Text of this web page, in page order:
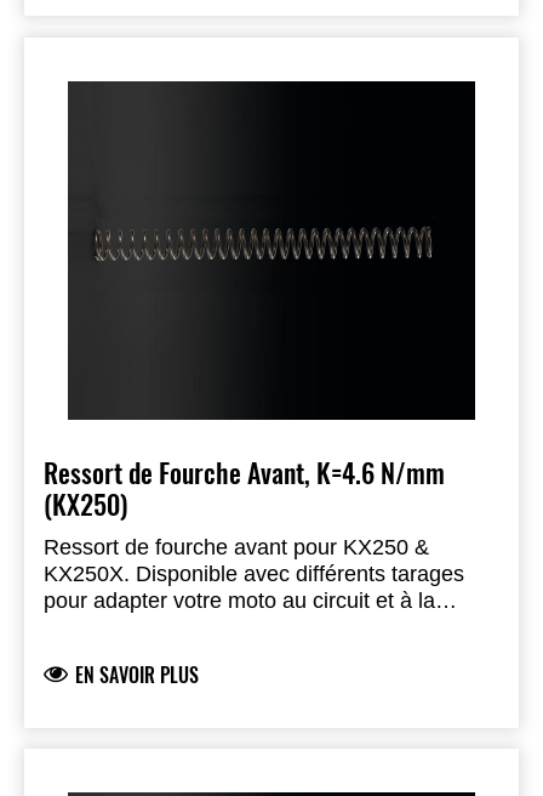
Ressort de Fourche Avant, K=4.6 N/mm
(KX250)
Ressort de fourche avant pour KX250 &
KX250X. Disponible avec différents tarages
pour adapter votre moto au circuit et à la
EN SAVOIR PLUS